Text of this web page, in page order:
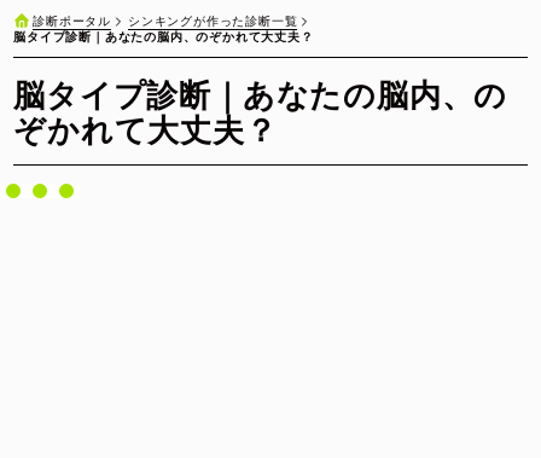
診断ポータル
シンキングが作った診断一覧
脳タイプ診断｜あなたの脳内、のぞかれて大丈夫？
脳タイプ診断｜あなたの脳内、の
ぞかれて大丈夫？